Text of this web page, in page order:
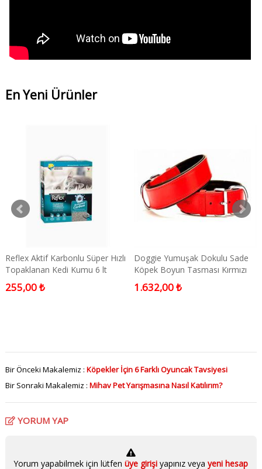
En Yeni Ürünler
Reflex Aktif Karbonlu Süper Hızlı
Topaklanan Kedi Kumu 6 lt
255,00 ₺
Doggie Yumuşak Dokulu Sade
Köpek Boyun Tasması Kırmızı
Medium
1.632,00 ₺
Bir Önceki Makalemiz : Köpekler İçin 6 Farklı Oyuncak Tavsiyesi
Bir Sonraki Makalemiz : Mihav Pet Yarışmasına Nasıl Katılırım?
YORUM YAP
Yorum yapabilmek için lütfenüye girişiyapınız veya yeni hesap